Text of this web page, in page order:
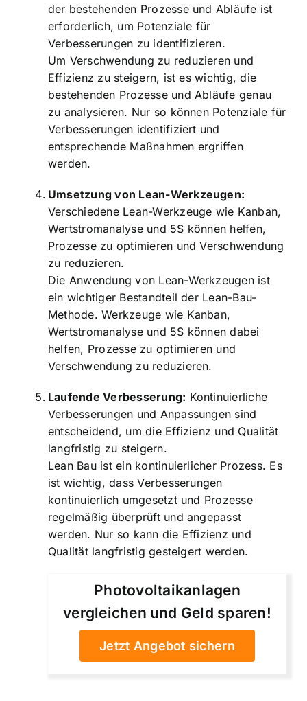
der bestehenden Prozesse und Abläufe ist
erforderlich, um Potenziale für
Verbesserungen zu identifizieren.
Um Verschwendung zu reduzieren und
Effizienz zu steigern, ist es wichtig, die
bestehenden Prozesse und Abläufe genau
zu analysieren. Nur so können Potenziale für
Verbesserungen identifiziert und
entsprechende Maßnahmen ergriffen
werden.
Umsetzung von Lean-Werkzeugen:
Verschiedene Lean-Werkzeuge wie Kanban,
Wertstromanalyse und 5S können helfen,
Prozesse zu optimieren und Verschwendung
zu reduzieren.
Die Anwendung von Lean-Werkzeugen ist
ein wichtiger Bestandteil der Lean-Bau-
Methode. Werkzeuge wie Kanban,
Wertstromanalyse und 5S können dabei
helfen, Prozesse zu optimieren und
Verschwendung zu reduzieren.
Laufende Verbesserung: Kontinuierliche
Verbesserungen und Anpassungen sind
entscheidend, um die Effizienz und Qualität
langfristig zu steigern.
Lean Bau ist ein kontinuierlicher Prozess. Es
ist wichtig, dass Verbesserungen
kontinuierlich umgesetzt und Prozesse
regelmäßig überprüft und angepasst
werden. Nur so kann die Effizienz und
Qualität langfristig gesteigert werden.
Photovoltaikanlagen
vergleichen und Geld sparen!
Jetzt Angebot sichern